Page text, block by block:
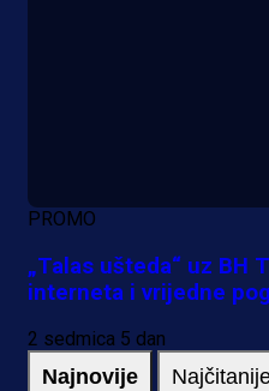
PROMO
„Talas ušteda“ uz BH
interneta i vrijedne
2 sedmica 5 dan
Najnovije